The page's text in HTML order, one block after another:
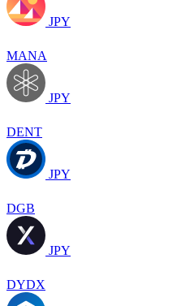
JPY
MANA
JPY
DENT
JPY
DGB
JPY
DYDX